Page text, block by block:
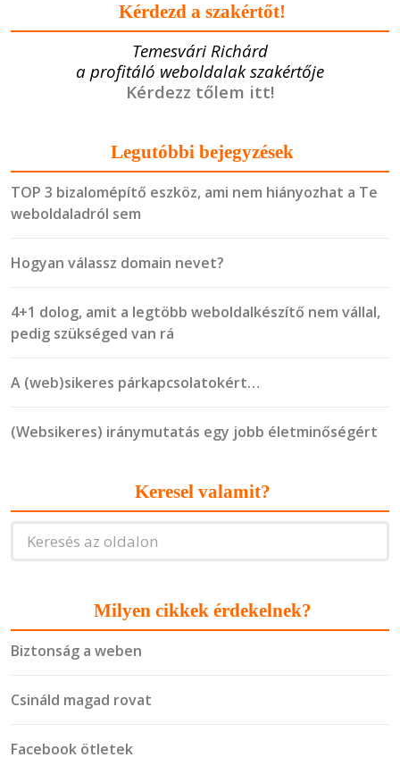
Kérdezd a szakértőt!
Temesvári Richárd
a profitáló weboldalak szakértője
Kérdezz tőlem itt!
Legutóbbi bejegyzések
TOP 3 bizalomépítő eszköz, ami nem hiányozhat a Te
weboldaladról sem
Hogyan válassz domain nevet?
4+1 dolog, amit a legtöbb weboldalkészítő nem vállal,
pedig szükséged van rá
A (web)sikeres párkapcsolatokért…
(Websikeres) iránymutatás egy jobb életminőségért
Keresel valamit?
Milyen cikkek érdekelnek?
Biztonság a weben
Csináld magad rovat
Facebook ötletek